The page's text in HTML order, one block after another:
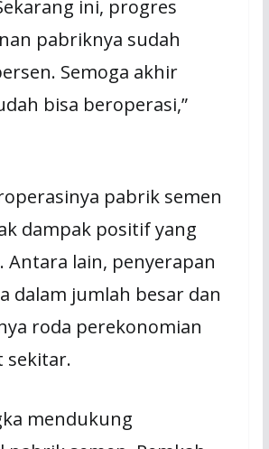
ini, progres
pabriknya sudah
Semoga akhir
bisa beroperasi,”
pabrik semen
dampak positif yang
Antara lain, penyerapan
dalam jumlah besar dan
roda perekonomian
sekitar.
mendukung